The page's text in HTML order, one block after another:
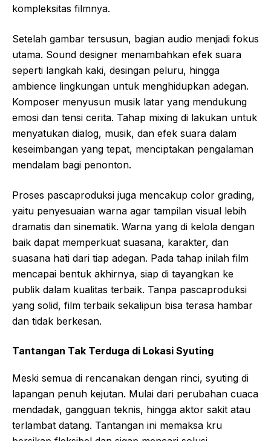
kompleksitas filmnya.
Setelah gambar tersusun, bagian audio menjadi fokus
utama. Sound designer menambahkan efek suara
seperti langkah kaki, desingan peluru, hingga
ambience lingkungan untuk menghidupkan adegan.
Komposer menyusun musik latar yang mendukung
emosi dan tensi cerita. Tahap mixing di lakukan untuk
menyatukan dialog, musik, dan efek suara dalam
keseimbangan yang tepat, menciptakan pengalaman
mendalam bagi penonton.
Proses pascaproduksi juga mencakup color grading,
yaitu penyesuaian warna agar tampilan visual lebih
dramatis dan sinematik. Warna yang di kelola dengan
baik dapat memperkuat suasana, karakter, dan
suasana hati dari tiap adegan. Pada tahap inilah film
mencapai bentuk akhirnya, siap di tayangkan ke
publik dalam kualitas terbaik. Tanpa pascaproduksi
yang solid, film terbaik sekalipun bisa terasa hambar
dan tidak berkesan.
Tantangan Tak Terduga di Lokasi Syuting
Meski semua di rencanakan dengan rinci, syuting di
lapangan penuh kejutan. Mulai dari perubahan cuaca
mendadak, gangguan teknis, hingga aktor sakit atau
terlambat datang. Tantangan ini memaksa kru